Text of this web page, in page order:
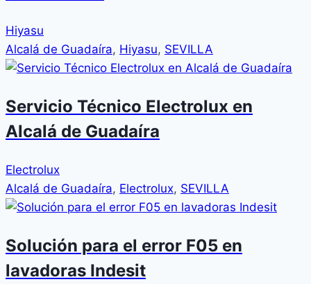
Hiyasu
Alcalá de Guadaíra, Hiyasu, SEVILLA
Servicio Técnico Electrolux en
Alcalá de Guadaíra
Electrolux
Alcalá de Guadaíra, Electrolux, SEVILLA
Solución para el error F05 en
lavadoras Indesit